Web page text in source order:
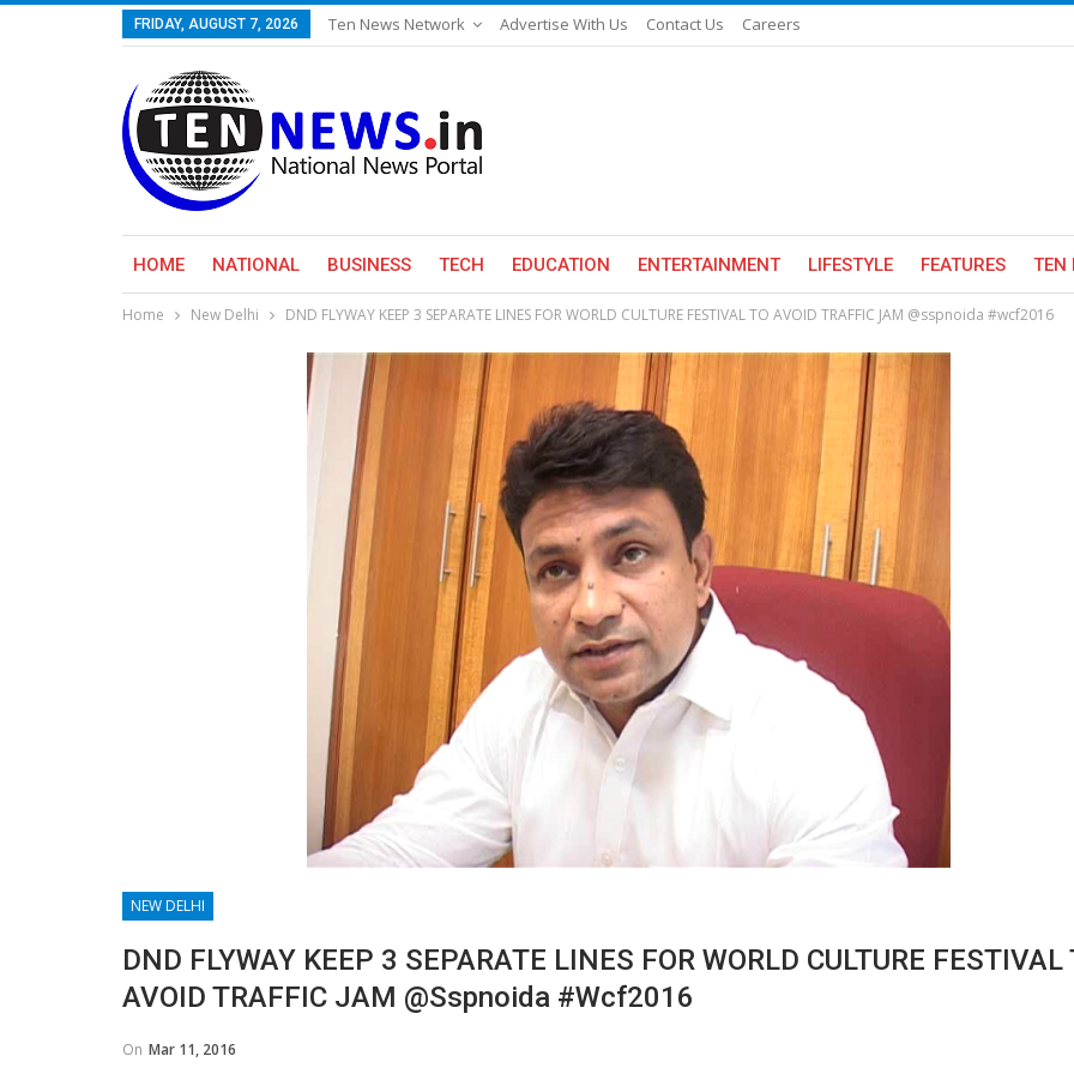
FRIDAY, AUGUST 7, 2026 Ten News Network Advertise With Us Contact Us Careers
HOME NATIONAL BUSINESS TECH EDUCATION ENTERTAINMENT LIFESTYLE FEATURES TEN
Home New Delhi DND FLYWAY KEEP 3 SEPARATE LINES FOR WORLD CULTURE FESTIVAL TO AVOID TRAFFIC JAM @sspnoida #wcf2016
NEW DELHI
DND FLYWAY KEEP 3 SEPARATE LINES FOR WORLD CULTURE FESTIVAL
AVOID TRAFFIC JAM @sspnoida #wcf2016
On Mar 11, 2016